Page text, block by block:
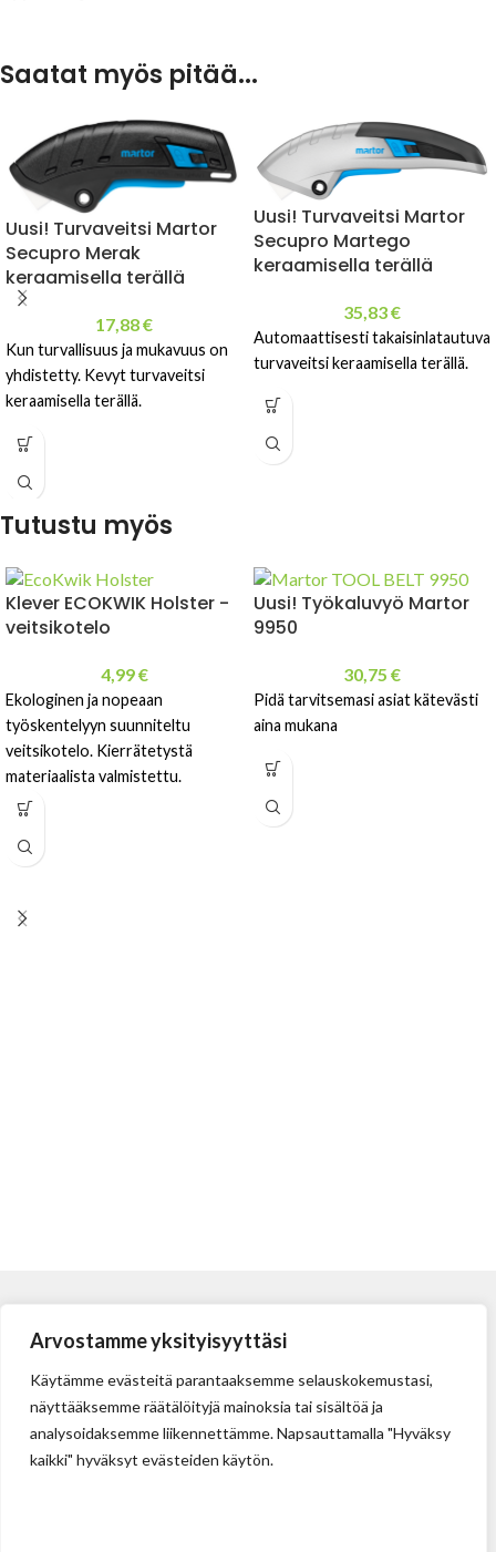
Arvostamme yksityisyyttäsi
Käytämme evästeitä parantaaksemme selauskokemustasi,
näyttääksemme räätälöityjä mainoksia tai sisältöä ja
analysoidaksemme liikennettämme. Napsauttamalla "Hyväksy
kaikki" hyväksyt evästeiden käytön.
Saatat myös pitää...
Uusi! Turvaveitsi Martor
Secupro Merak
keraamisella terällä
17,88€
Kun turvallisuus ja mukavuus on
yhdistetty. Kevyt turvaveitsi
keraamisella terällä.
Uusi! Turvaveitsi Martor
Secupro Martego
keraamisella terällä
35,83€
Automaattisesti takaisinlatautuva
turvaveitsi keraamisella terällä.
Tutustu myös
Klever ECOKWIK Holster -
veitsikotelo
4,99€
Ekologinen ja nopeaan
työskentelyyn suunniteltu
veitsikotelo. Kierrätetystä
materiaalista valmistettu.
Uusi! Työkaluvyö Martor
9950
30,75 €
Pidä tarvitsemasi asiat kätevästi
aina mukana
Tehdas